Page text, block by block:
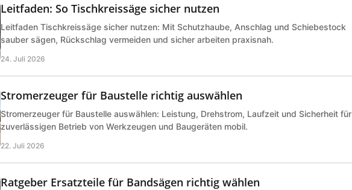
Leitfaden: So Tischkreissäge sicher nutzen
Leitfaden Tischkreissäge sicher nutzen: Mit Schutzhaube, Anschlag und Schiebestock
sauber sägen, Rückschlag vermeiden und sicher arbeiten praxisnah.
24. Juli 2026
Stromerzeuger für Baustelle richtig auswählen
Stromerzeuger für Baustelle auswählen: Leistung, Drehstrom, Laufzeit und Sicherheit für
zuverlässigen Betrieb von Werkzeugen und Baugeräten mobil.
22. Juli 2026
Ratgeber Ersatzteile für Bandsägen richtig wählen